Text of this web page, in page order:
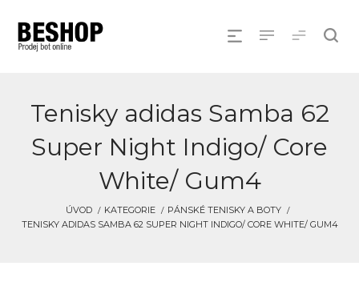
Tenisky adidas Samba 62
Super Night Indigo/ Core
White/ Gum4
ÚVOD KATEGORIE
PÁNSKÉ TENISKY A BOTY
TENISKY ADIDAS SAMBA 62 SUPER NIGHT INDIGO/ CORE WHITE/ GUM4